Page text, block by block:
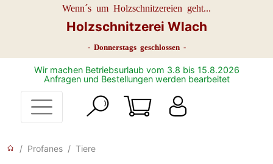
Wenn´s um Holzschnitzereien geht...
Holzschnitzerei Wlach
- Donnerstags geschlossen -
Wir machen Betriebsurlaub vom 3.8 bis 15.8.2026
Anfragen und Bestellungen werden bearbeitet
Profanes Tiere